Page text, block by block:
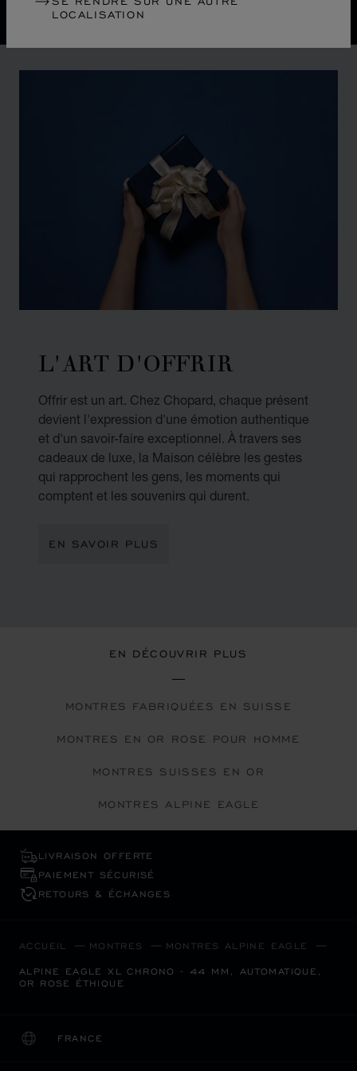
LOCALISATION
L'ART D'OFFRIR
Offrir est un art. Chez Chopard, chaque présent
devient l'expression d'une émotion authentique
et d'un savoir-faire exceptionnel. À travers ses
cadeaux de luxe, la Maison célèbre les gestes
qui rapprochent les gens, les moments qui
comptent et les souvenirs qui durent.
EN SAVOIR PLUS
EN DÉCOUVRIR PLUS
MONTRES FABRIQUÉES EN SUISSE
MONTRES EN OR ROSE POUR HOMME
MONTRES SUISSES EN OR
MONTRES ALPINE EAGLE
LIVRAISON OFFERTE
PAIEMENT SÉCURISÉ
RETOURS & ÉCHANGES
ACCUEIL MONTRES MONTRES ALPINE EAGLE
ALPINE EAGLE XL CHRONO - 44 MM, AUTOMATIQUE,
OR ROSE ÉTHIQUE
FRANCE
LOCALISATION (CHANGER DE PAYS)
CHANGER DE PAYS